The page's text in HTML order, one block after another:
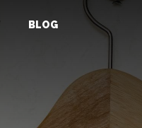
BLOG